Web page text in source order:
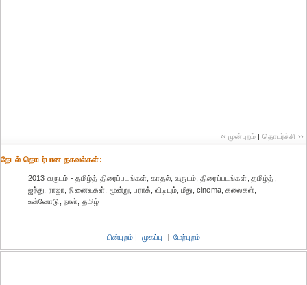
‹‹ முன்புறம் | தொடர்ச்சி ››
தேட‌ல் தொட‌ர்பான தகவ‌ல்க‌ள்:
2013 வருடம் - தமிழ்த் திரைப்படங்கள், காதல், வருடம், திரைப்படங்கள், தமிழ்த்,
ஐந்து, ராஜா, நினைவுகள், மூன்று, பராக், விடியும், மீது, cinema, கலைகள்,
உன்னோடு, நாள், தமிழ்
பின்புறம் | முகப்பு | மேற்புறம்